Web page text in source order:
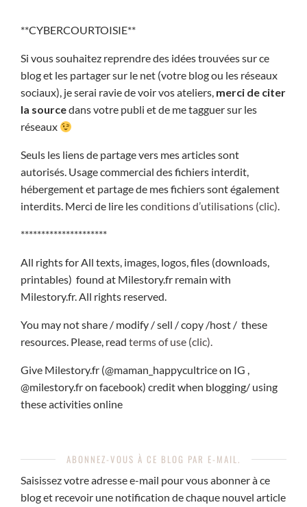
**CYBERCOURTOISIE**
Si vous souhaitez reprendre des idées trouvées sur ce
blog et les partager sur le net (votre blog ou les réseaux
sociaux), je serai ravie de voir vos ateliers, merci de citer
la sourcedans votre publi et de me tagguer sur les
réseaux
Seuls les liens de partage vers mes articles sont
autorisés. Usage commercial des fichiers interdit,
hébergement et partage de mes fichiers sont également
interdits. Merci de lire lesconditions d’utilisations (clic).
*********************
All rights for All texts, images, logos, files (downloads,
printables) found at Milestory.fr remain with
Milestory.fr. All rights reserved.
You may not share / modify / sell / copy /host / these
resources. Please, read terms of use (clic).
Give Milestory.fr (@maman_happycultrice on IG ,
@milestory.fr on facebook) credit when blogging/ using
these activities online
ABONNEZ-VOUS À CE BLOG PAR E-MAIL.
Saisissez votre adresse e-mail pour vous abonner à ce
blog et recevoir une notification de chaque nouvel article